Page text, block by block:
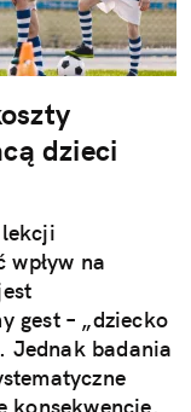
dzieci
wpływ na
gest – „dziecko
Jednak badania